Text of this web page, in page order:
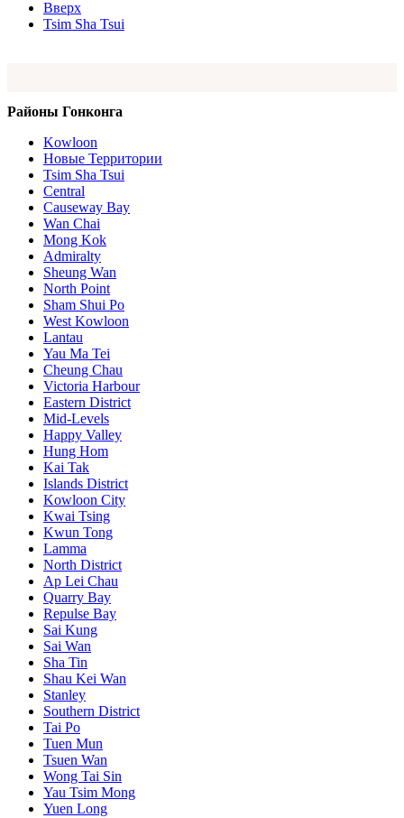
Вверх
Tsim Sha Tsui
Районы Гонконга
Kowloon
Новые Территории
Tsim Sha Tsui
Central
Causeway Bay
Wan Chai
Mong Kok
Admiralty
Sheung Wan
North Point
Sham Shui Po
West Kowloon
Lantau
Yau Ma Tei
Cheung Chau
Victoria Harbour
Eastern District
Mid-Levels
Happy Valley
Hung Hom
Kai Tak
Islands District
Kowloon City
Kwai Tsing
Kwun Tong
Lamma
North District
Ap Lei Chau
Quarry Bay
Repulse Bay
Sai Kung
Sai Wan
Sha Tin
Shau Kei Wan
Stanley
Southern District
Tai Po
Tuen Mun
Tsuen Wan
Wong Tai Sin
Yau Tsim Mong
Yuen Long